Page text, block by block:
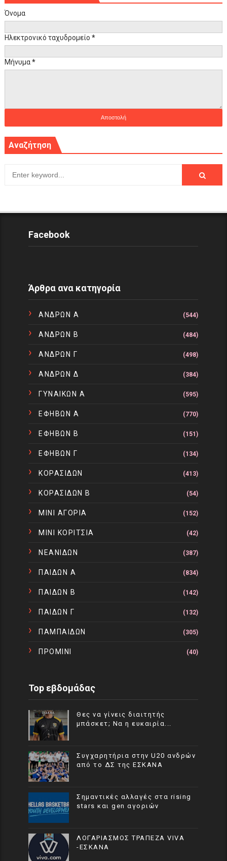
Όνομα
Ηλεκτρονικό ταχυδρομείο *
Μήνυμα*
Αναζήτηση
Facebook
Άρθρα ανα κατηγορία
ΑΝΔΡΩΝ Α (544)
ΑΝΔΡΩΝ Β (484)
ΑΝΔΡΩΝ Γ (498)
ΑΝΔΡΩΝ Δ (384)
ΓΥΝΑΙΚΩΝ Α (595)
ΕΦΗΒΩΝ Α (770)
ΕΦΗΒΩΝ Β (151)
ΕΦΗΒΩΝ Γ (134)
ΚΟΡΑΣΙΔΩΝ (413)
ΚΟΡΑΣΙΔΩΝ Β (54)
ΜΙΝΙ ΑΓΟΡΙΑ (152)
ΜΙΝΙ ΚΟΡΙΤΣΙΑ (42)
ΝΕΑΝΙΔΩΝ (387)
ΠΑΙΔΩΝ Α (834)
ΠΑΙΔΩΝ Β (142)
ΠΑΙΔΩΝ Γ (132)
ΠΑΜΠΑΙΔΩΝ (305)
ΠΡΟΜΙΝΙ (40)
Top εβδομάδας
Θες να γίνεις διαιτητής
μπάσκετ; Να η ευκαιρία...
Συγχαρητήρια στην U20 ανδρών
από το ΔΣ της ΕΣΚΑΝΑ
Σημαντικές αλλαγές στα rising
stars και gen αγοριών
ΛΟΓΑΡΙΑΣΜΟΣ ΤΡΑΠΕΖΑ VIVA
-ΕΣΚΑΝΑ